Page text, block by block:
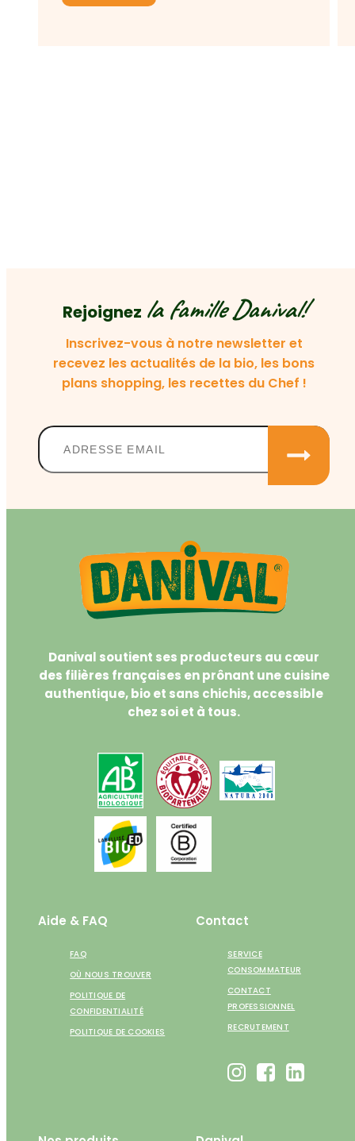
Rejoignez la famille Danival!
Inscrivez-vous à notre newsletter et
recevez les actualités de la bio, les bons
plans shopping, les recettes du Chef !
Danival soutient ses producteurs au cœur
des filières françaises en prônant une cuisine
authentique, bio et sans chichis, accessible
chez soi et à tous.
Aide & FAQ
FAQ
OÙ NOUS TROUVER
POLITIQUE DE
CONFIDENTIALITÉ
POLITIQUE DE COOKIES
Contact
SERVICE
CONSOMMATEUR
CONTACT
PROFESSIONNEL
RECRUTEMENT